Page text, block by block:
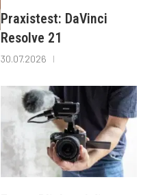
Praxistest: DaVinci
Resolve 21
30.07.2026